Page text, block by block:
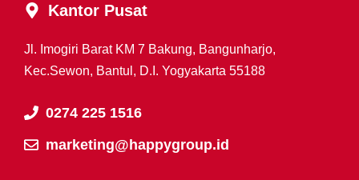
Kantor Pusat
Jl. Imogiri Barat KM 7 Bakung, Bangunharjo,
Kec.Sewon, Bantul, D.I. Yogyakarta 55188
0274 225 1516
marketing@happygroup.id